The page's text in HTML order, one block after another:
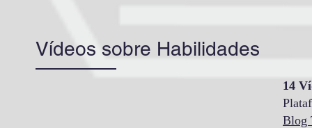
Vídeos sobre Habilidades
14
Blog